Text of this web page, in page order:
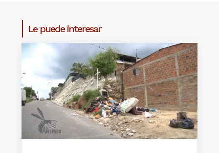
Le puede interesar